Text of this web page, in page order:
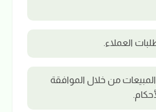
العملاء.
من خلال الموافقة